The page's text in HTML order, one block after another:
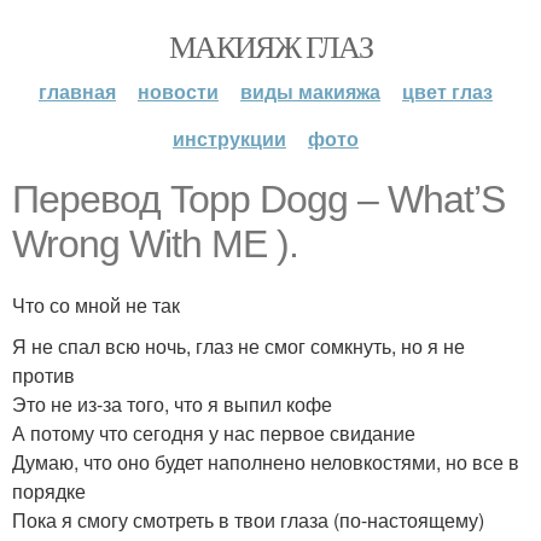
МАКИЯЖ ГЛАЗ
главная новости виды макияжа
цвет глаз
инструкции
фото
Перевод Topp Dogg – What’S
Wrong With ME ).
Что со мной не так
Я не спал всю ночь, глаз не смог сомкнуть, но я не
против
Это не из-за того, что я выпил кофе
А потому что сегодня у нас первое свидание
Думаю, что оно будет наполнено неловкостями, но все в
порядке
Пока я смогу смотреть в твои глаза (по-настоящему)